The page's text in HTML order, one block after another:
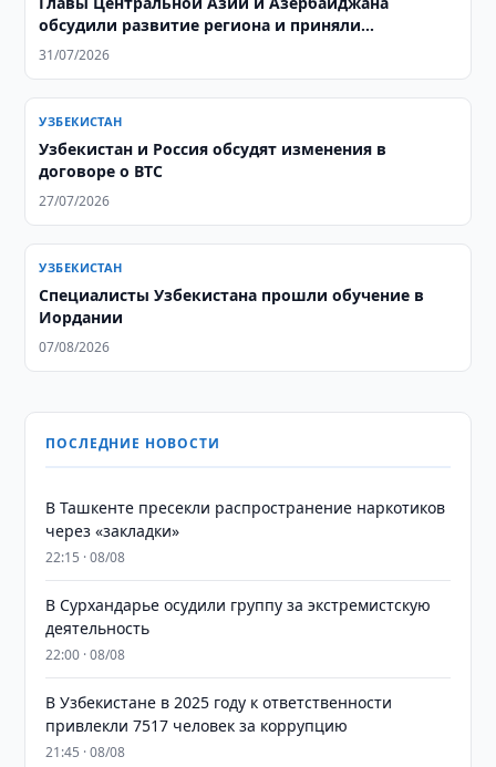
обсудили развитие региона и приняли
совместную декларацию
31/07/2026
УЗБЕКИСТАН
Узбекистан и Россия обсудят изменения в
договоре о ВТС
27/07/2026
УЗБЕКИСТАН
Специалисты Узбекистана прошли обучение в
Иордании
07/08/2026
ПОСЛЕДНИЕ НОВОСТИ
В Ташкенте пресекли распространение наркотиков
через «закладки»
22:15 · 08/08
В Сурхандарье осудили группу за экстремистскую
деятельность
22:00 · 08/08
В Узбекистане в 2025 году к ответственности
привлекли 7517 человек за коррупцию
21:45 · 08/08